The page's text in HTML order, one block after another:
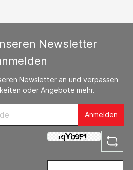
Newsletter
Newsletter an und verpassen
oder Angebote mehr.
Anmelden